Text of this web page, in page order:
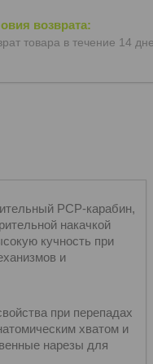
товара в течение 14
PCP-карабин,
накачкой
кучность при
и
при перепадах
хватом и
нарезы для